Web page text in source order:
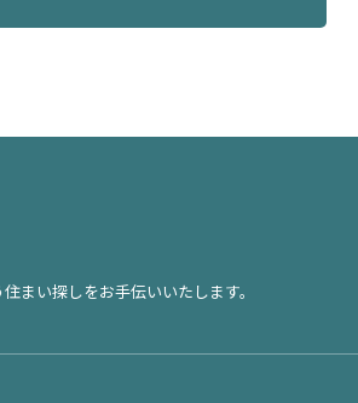
まい探しをお手伝いいたします。